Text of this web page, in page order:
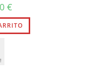
€.
€
actual
es:
3,80 €.